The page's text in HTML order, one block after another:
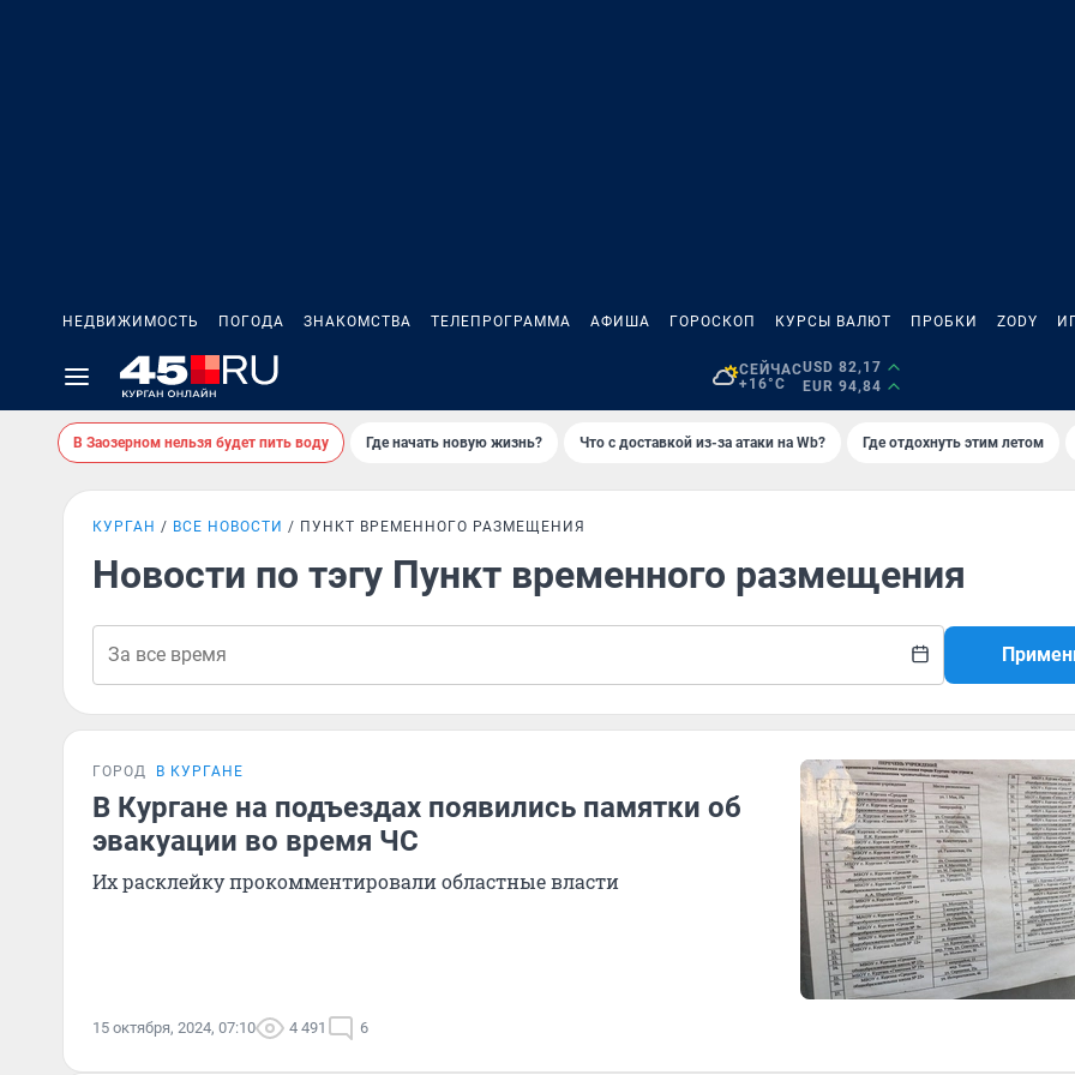
НЕДВИЖИМОСТЬ ПОГОДА ЗНАКОМСТВА ТЕЛЕПРОГРАММА АФИША ГОРОСКОП КУРСЫ ВАЛЮТ ПРОБКИ ZODY
СЕЙЧАС
+16°C
USD 82,17
EUR 94,84
В Заозерном нельзя будет пить воду Где начать новую жизнь? Что с доставкой из-за атаки на Wb? Где отдохнуть этим летом
КУРГАН ВСЕ НОВОСТИ ПУНКТ ВРЕМЕННОГО РАЗМЕЩЕНИЯ
Новости по тэгу Пункт временного размещения
ГОРОД В КУРГАНЕ
В Кургане на подъездах появились памятки об
эвакуации во время ЧС
Их расклейку прокомментировали областные власти
15 октября, 2024, 07:10 4 491 6